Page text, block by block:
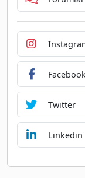
Facebook
Twitter
Linkedin